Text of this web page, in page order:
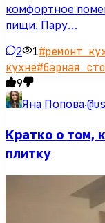
комфортное
пищи. Пару…
2 1#ремонт
кухне#барная
9
Яна Попова·
Кратко о том,
плитку